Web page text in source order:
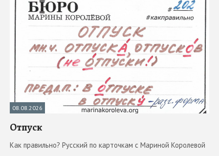
08.08.2026
Отпуск
Как правильно? Русский по карточкам с Мариной Королевой